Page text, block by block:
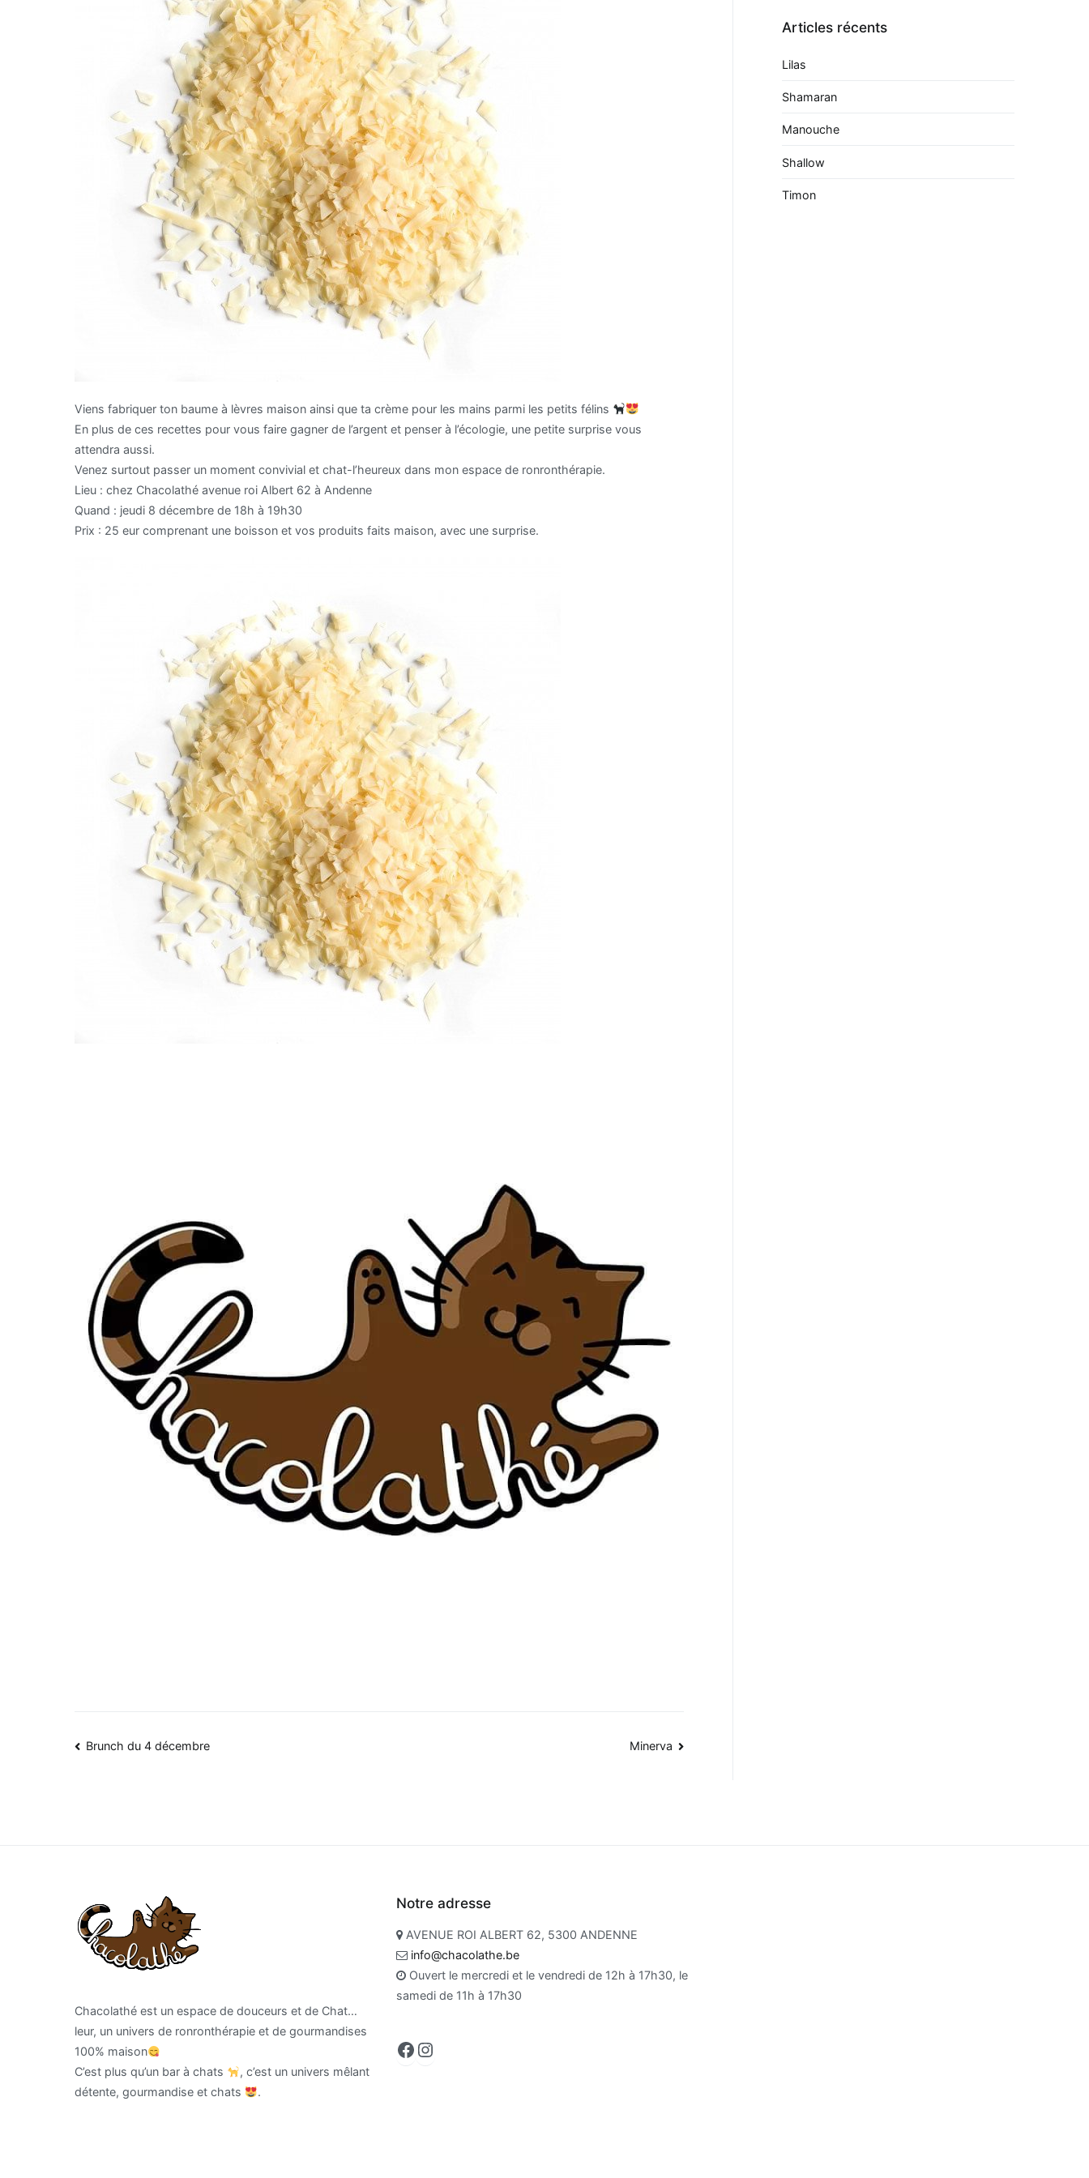
Viens fabriquer ton baume à lèvres maison ainsi que ta crème pour les mains parmi les petits félins
En plus de ces recettes pour vous faire gagner de l’argent et penser à l’écologie, une petite surprise vous
attendra aussi.
Venez surtout passer un moment convivial et chat-l’heureux dans mon espace de ronronthérapie.
Lieu : chez Chacolathé avenue roi Albert 62 à Andenne
Quand : jeudi 8 décembre de 18h à 19h30
Prix : 25 eur comprenant une boisson et vos produits faits maison, avec une surprise.
Navigation
Brunch du 4 décembre Minerva
Articles récents
Lilas
Shamaran
Manouche
Shallow
Timon
Chacolathé est un espace de douceurs et de Chat…
leur, un univers de ronronthérapie et de gourmandises
100% maison
C’est plus qu’un bar à chats
, c’est un univers mêlant
détente, gourmandise et chats
.
Notre adresse
AVENUE ROI ALBERT 62, 5300 ANDENNE
info@chacolathe.be
Ouvert le mercredi et le vendredi de 12h à 17h30, le
samedi de 11h à 17h30
Facebook